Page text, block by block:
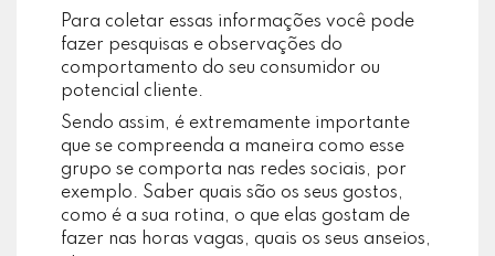
Para coletar essas informações você pode
fazer pesquisas e observações do
comportamento do seu consumidor ou
potencial cliente.
Sendo assim, é extremamente importante
que se compreenda a maneira como esse
grupo se comporta nas redes sociais, por
exemplo. Saber quais são os seus gostos,
como é a sua rotina, o que elas gostam de
fazer nas horas vagas, quais os seus anseios,